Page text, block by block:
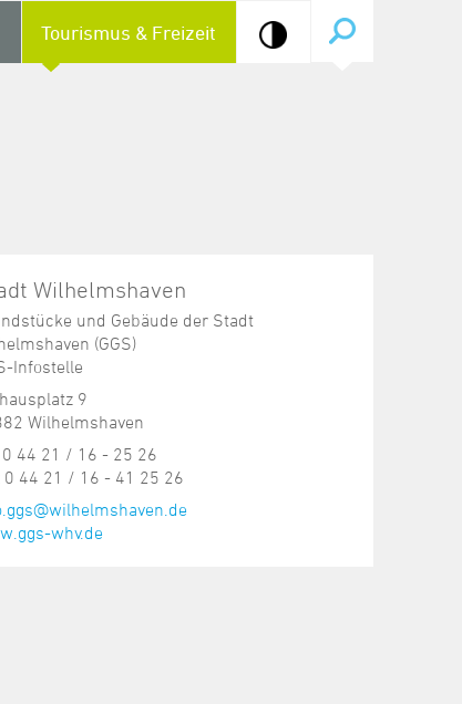
Tourismus & Freizeit
Wilhelmshaven
und Gebäude der Stadt
(GGS)
Infostelle
9
Wilhelmshaven
0 44 21 / 16 - 25 26
0 44 21 / 16 - 41 25 26
whv.de